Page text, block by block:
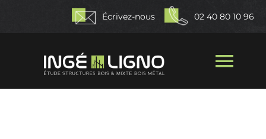
Écrivez-nous 02 40 80 10 96